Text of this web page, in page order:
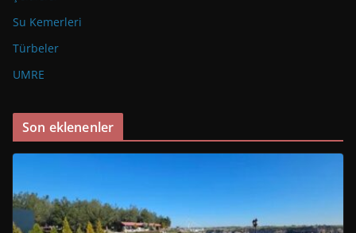
Su Kemerleri
Türbeler
UMRE
Son eklenenler